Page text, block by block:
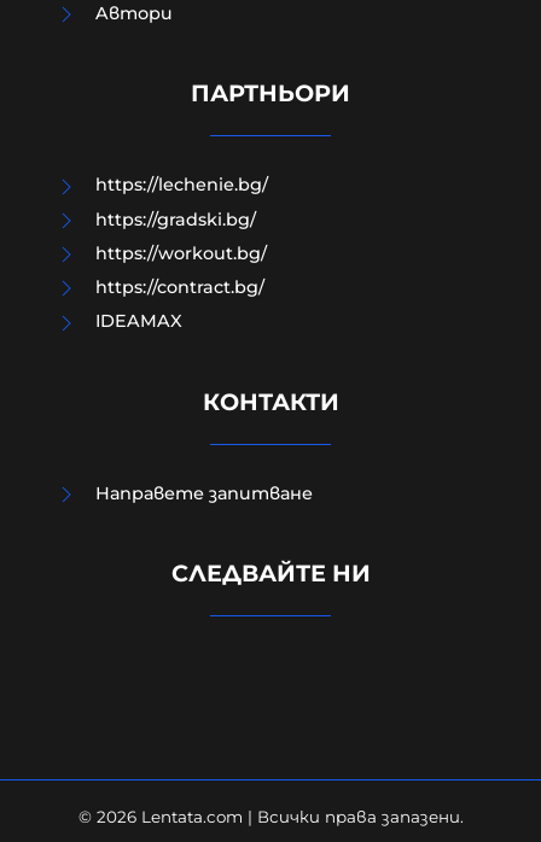
Руснаците поразиха три кораба с
Случаят в Банско, случаят в
недоверието в институциите и в
Aвтори
ПАРТНЬОРИ
https://lechenie.bg/
https://gradski.bg/
https://workout.bg/
https://contract.bg/
IDEAMAX
КОНТАКТИ
Направете запитване
СЛЕДВАЙТЕ НИ
© 2026 Lentata.com | Всички права запазени.